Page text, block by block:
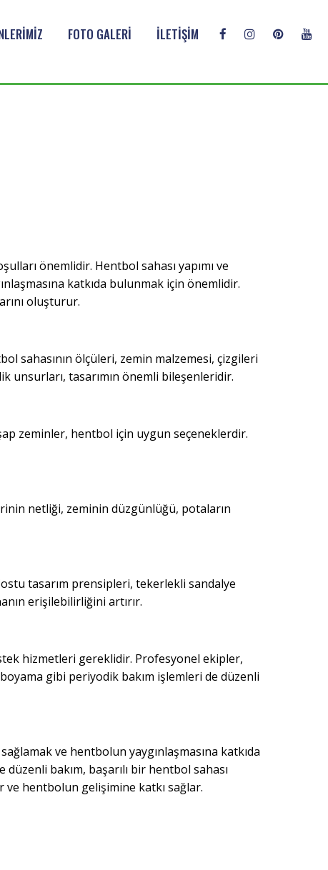
FOTO GALERİ İLETİŞİM
önemlidir. Hentbol sahası yapımı ve
katkıda bulunmak için önemlidir.
oluşturur.
sahasının ölçüleri, zemin malzemesi, çizgileri
unsurları, tasarımın önemli bileşenleridir.
zeminler, hentbol için uygun seçeneklerdir.
netliği, zeminin düzgünlüğü, potaların
tasarım prensipleri, tekerlekli sandalye
erişilebilirliğini artırır.
hizmetleri gereklidir. Profesyonel ekipler,
gibi periyodik bakım işlemleri de düzenli
ve hentbolun yaygınlaşmasına katkıda
bakım, başarılı bir hentbol sahası
ve hentbolun gelişimine katkı sağlar.